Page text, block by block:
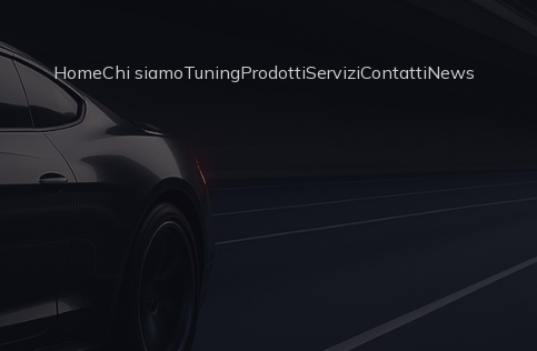
HomeChi siamoTuningProdottiServiziContattiNews